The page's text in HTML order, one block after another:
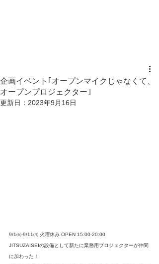
企画イベント｢オープンマイクじゃなくて、
オープンプロジェクター｣
更新日： 2023年9月16日
9/1㈮-9/11㈪ 火曜休み OPEN 15:00-20:00
JITSUZAISEIの設備として新たに業務用プロジェクターが仲間
に加わった！